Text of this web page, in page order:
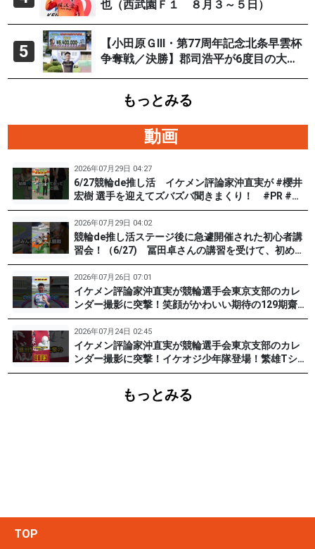
也（西武園Ｆ１ ８月３～５日）
5
【小田原ＧⅢ・第77周年記念北条早雲杯
争奪戦／決勝】郡司浩平が6度目の大会
もっとみる
動画
2026年07月29日 04:27
6/27競輪de推し活 イケメン評論家沖直実が #櫻井
宏樹 選手を迎えてズバズバ聞きまくり！ #PR #松
戸けいりん #和田健太郎
2026年07月29日 04:02
競輪de推し活ステージ後に急遽開催された初心者講
習会！（6/27) 冨田卓さんの講習を受けて、初めて
チャレンジした女子たち。果たして…？ #PR #松戸
けいりん #和田健太郎 #沖直実
2026年07月26日 07:01
イケメン評論家沖直実が競輪選手会東京支部のカレ
ンダー撮影に突撃！笑顔がかわいい期待の129期齋藤
宏樹選手登場！ #pr #松戸けいりん
2026年07月24日 02:45
イケメン評論家沖直実が競輪選手会東京支部のカレ
ンダー撮影に突撃！イケオジ少年隊登場！繁雄Tシャ
ツへの思いとは？ #PR #松戸けいりん #川口満広 #
浦山一栄 #市川健太
もっとみる
TOP